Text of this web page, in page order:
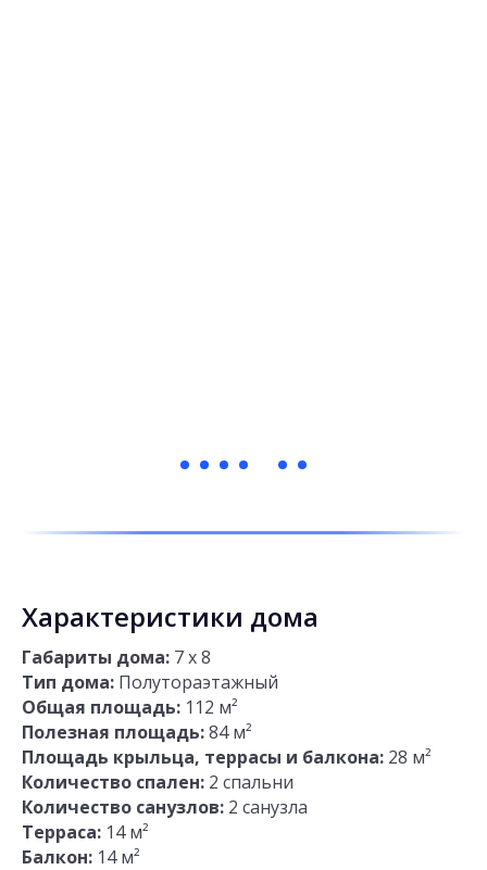
Характеристики дома
Габариты дома: 7 х 8
Тип дома: Полутораэтажный
Общая площадь: 112 м²
Полезная площадь:84 м²
Площадь крыльца, террасы и балкона: 28 м²
Количество спален: 2 спальни
Количество санузлов: 2 санузла
Терраса: 14 м²
Балкон: 14 м²